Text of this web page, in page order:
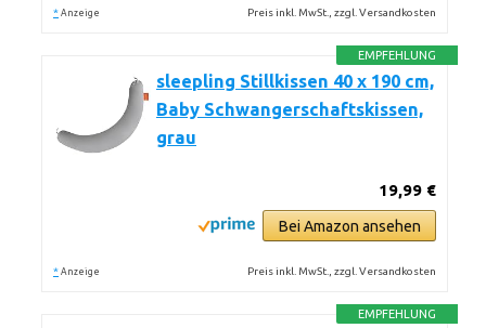
* Anzeige Preis inkl. MwSt., zzgl. Versandkosten
EMPFEHLUNG
sleepling Stillkissen 40 x 190 cm,
Baby Schwangerschaftskissen,
grau
19,99 €
Bei Amazon ansehen
* Anzeige Preis inkl. MwSt., zzgl. Versandkosten
EMPFEHLUNG